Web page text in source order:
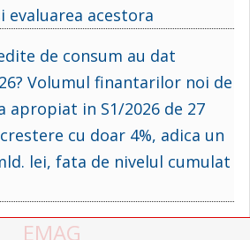
evaluarea acestora
de consum au dat
Volumul finantarilor noi de
apropiat in S1/2026 de 27
cu doar 4%, adica un
lei, fata de nivelul cumulat
EMAG